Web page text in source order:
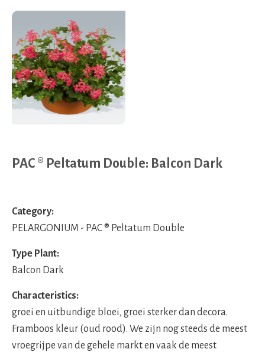
PAC ® Peltatum Double: Balcon Dark
Category:
PELARGONIUM - PAC ® Peltatum Double
Type Plant:
Balcon Dark
Characteristics:
groei en uitbundige bloei, groei sterker dan decora.
Framboos kleur (oud rood). We zijn nog steeds de meest
vroegrijpe van de gehele markt en vaak de meest